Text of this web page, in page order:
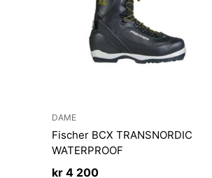
DAME
Fischer BCX TRANSNORDIC
WATERPROOF
kr4 200